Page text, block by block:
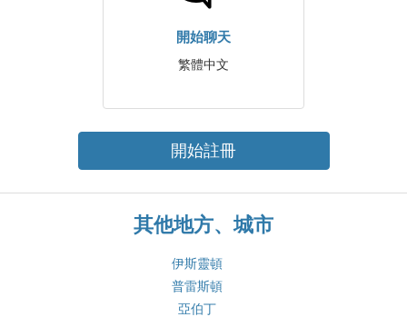
開始聊天
繁體中文
開始註冊
其他地方、城市
伊斯靈頓
普雷斯頓
亞伯丁